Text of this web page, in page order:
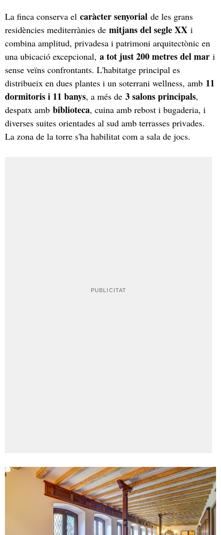
La finca conserva el caràcter senyorial de les grans
residències mediterrànies de mitjans del segle XX i
combina amplitud, privadesa i patrimoni arquitectònic en
una ubicació excepcional, a tot just 200 metres del mar i
sense veïns confrontants. L'habitatge principal es
distribueix en dues plantes i un soterrani wellness, amb 11
dormitoris i 11 banys, a més de 3 salons principals,
despatx amb biblioteca, cuina amb rebost i bugaderia, i
diverses suites orientades al sud amb terrasses privades.
La zona de la torre s'ha habilitat com a sala de jocs.